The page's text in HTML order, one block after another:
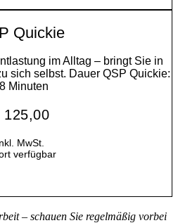
Quickie
im Alltag – bringt Sie in
sich selbst. Dauer QSP Quickie:
Minuten
125,00
MwSt.
verfügbar
– schauen Sie regelmäßig vorbei